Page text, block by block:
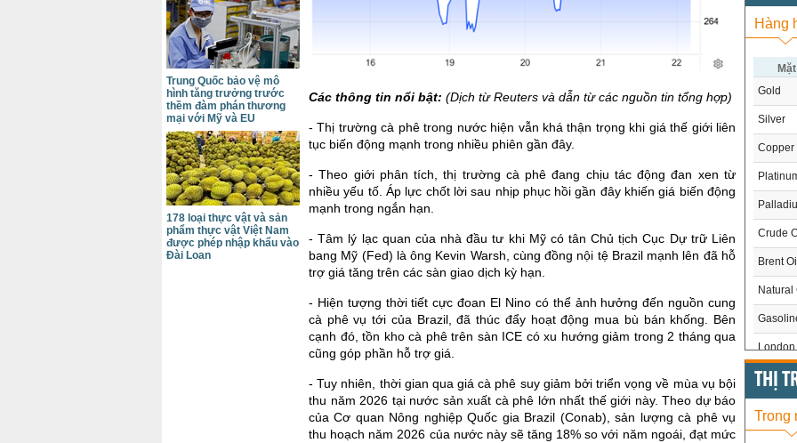
Các thông tin nổi bật: (Dịch từ Reuters và dẫn từ các nguồn tin tổng hợp)
- Thị trường cà phê trong nước hiện vẫn khá thận trọng khi giá thế giới liên
tục biến động mạnh trong nhiều phiên gần đây.
- Theo giới phân tích, thị trường cà phê đang chịu tác động đan xen từ
nhiều yếu tố. Áp lực chốt lời sau nhịp phục hồi gần đây khiến giá biến động
mạnh trong ngắn hạn.
- Tâm lý lạc quan của nhà đầu tư khi Mỹ có tân Chủ tịch Cục Dự trữ Liên
bang Mỹ (Fed) là ông Kevin Warsh, cùng đồng nội tệ Brazil mạnh lên đã hỗ
trợ giá tăng trên các sàn giao dịch kỳ hạn.
- Hiện tượng thời tiết cực đoan El Nino có thể ảnh hưởng đến nguồn cung
cà phê vụ tới của Brazil, đã thúc đẩy hoạt động mua bù bán khống. Bên
cạnh đó, tồn kho cà phê trên sàn ICE có xu hướng giảm trong 2 tháng qua
cũng góp phần hỗ trợ giá.
- Tuy nhiên, thời gian qua giá cà phê suy giảm bởi triển vọng về mùa vụ bội
thu năm 2026 tại nước sản xuất cà phê lớn nhất thế giới này. Theo dự báo
của Cơ quan Nông nghiệp Quốc gia Brazil (Conab), sản lượng cà phê vụ
thu hoạch năm 2026 của nước này sẽ tăng 18% so với năm ngoái, đạt mức
Trung Quốc bảo vệ mô
hình tăng trưởng trước
thềm đàm phán thương
mại với Mỹ và EU
178 loại thực vật và sản
phẩm thực vật Việt Nam
được phép nhập khẩu vào
Đài Loan
Hàng
Gold
Silver
Copper
Crude
Brent
Natural
London
US
US
THỊ
Trong